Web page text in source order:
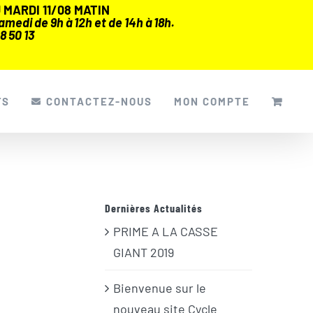
11/08 MATIN
de 9h à 12h et de 14h à 18h.
50 13
CONTACTEZ-NOUS MON COMPTE
Dernières Actualités
PRIME A LA CASSE
GIANT 2019
Bienvenue sur le
nouveau site Cycle